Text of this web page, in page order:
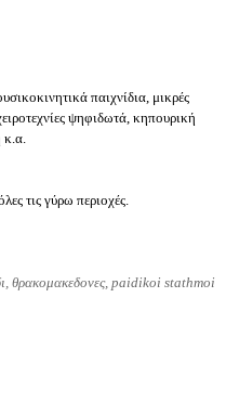
παιχνίδια, μικρές
ψηφιδωτά, κηπουρική
τις γύρω περιοχές.
θρακομακεδονες, paidikoi stathmoi